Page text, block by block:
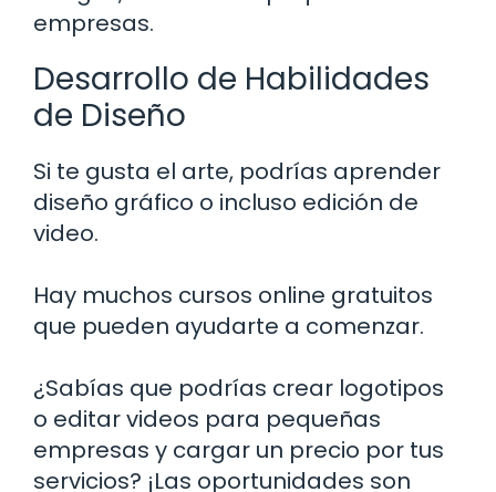
empresas.
Desarrollo de Habilidades
de Diseño
Si te gusta el arte, podrías aprender
diseño gráfico o incluso edición de
video.
Hay muchos cursos online gratuitos
que pueden ayudarte a comenzar.
¿Sabías que podrías crear logotipos
o editar videos para pequeñas
empresas y cargar un precio por tus
servicios? ¡Las oportunidades son